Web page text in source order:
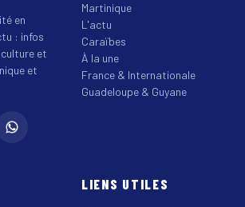
en
: infos
et
et
Martinique
L'actu
Caraïbes
À la une
France & Internationale
Guadeloupe & Guyane
LIENS UTILES